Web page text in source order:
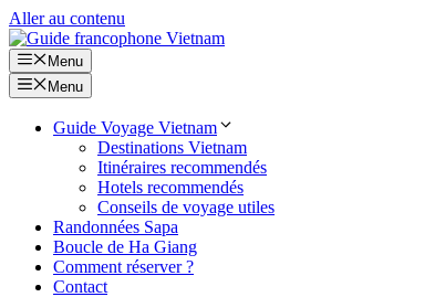
Aller au contenu
Menu
Menu
Guide Voyage Vietnam
Destinations Vietnam
Itinéraires recommendés
Hotels recommendés
Conseils de voyage utiles
Randonnées Sapa
Boucle de Ha Giang
Comment réserver ?
Contact